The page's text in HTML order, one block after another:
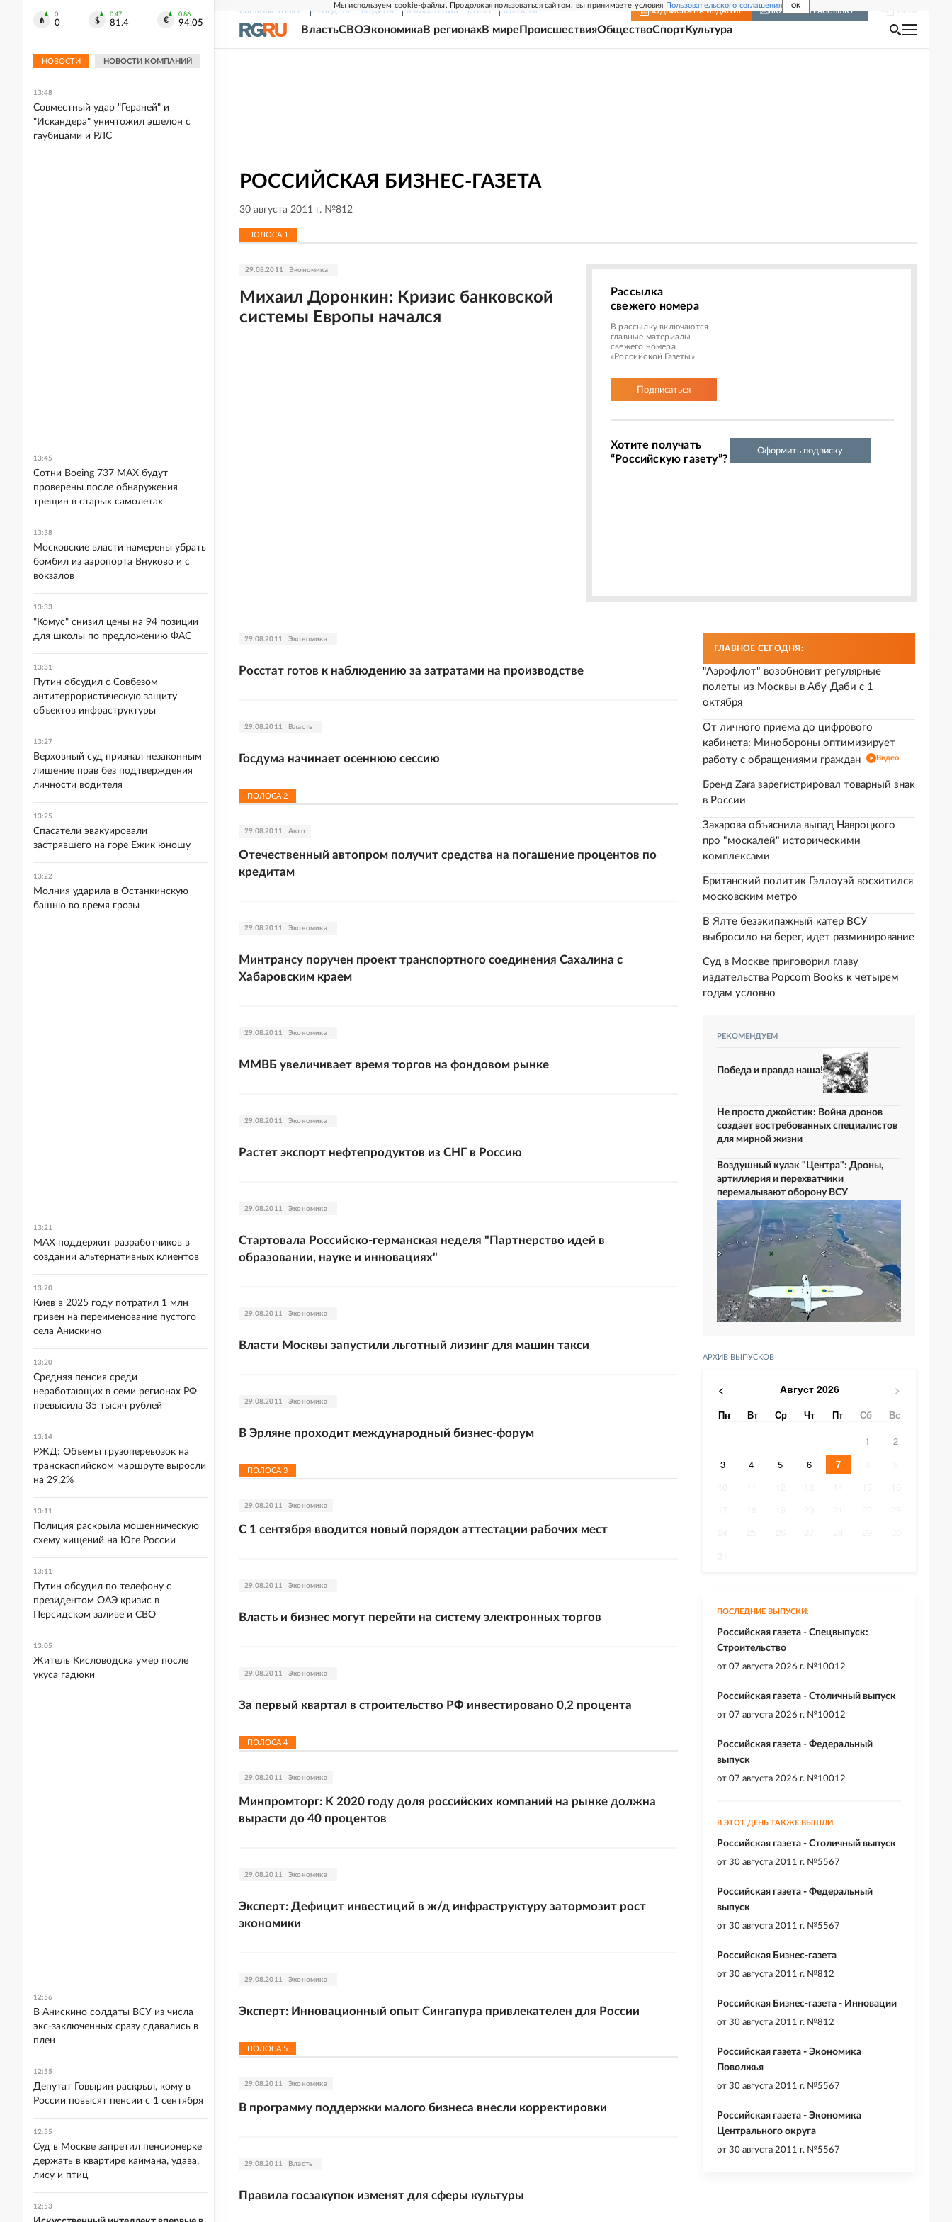
Мы используем cookie-файлы. Продолжая пользоваться сайтом, вы принимаете условия Пользовательского соглашения OK
СВЕЖИЙ НОМЕР РГ-НЕДЕЛЯ РОДИНА ПРИЛОЖЕНИЯ СОЮЗ НОВОСТИ ПОДПИСКА НА ИЗДАНИЕ ВКЛЮЧИТЬ РАССЫЛКУ
ВластьСВОЭкономикаВ регионахВ мире ПроисшествияОбществоСпортКультура
РОССИЙСКАЯ БИЗНЕС-ГАЗЕТА
30 августа 2011 г. №812
ПОЛОСА 1
29.08.2011 Экономика
Михаил Доронкин: Кризис банковской
системы Европы начался
Рассылка
свежего номера
В рассылку включаются
главные материалы
свежего номера
«Российской Газеты»
Подписаться
Хотите получать
“Российскую газету”?
Оформить подписку
29.08.2011 Экономика
Росстат готов к наблюдению за затратами на производстве
29.08.2011 Власть
Госдума начинает осеннюю сессию
ПОЛОСА 2
29.08.2011 Авто
Отечественный автопром получит средства на погашение процентов по
кредитам
29.08.2011 Экономика
Минтрансу поручен проект транспортного соединения Сахалина с
Хабаровским краем
29.08.2011 Экономика
ММВБ увеличивает время торгов на фондовом рынке
29.08.2011 Экономика
Растет экспорт нефтепродуктов из СНГ в Россию
29.08.2011 Экономика
Стартовала Российско-германская неделя "Партнерство идей в
образовании, науке и инновациях"
29.08.2011 Экономика
Власти Москвы запустили льготный лизинг для машин такси
29.08.2011 Экономика
В Эрляне проходит международный бизнес-форум
ПОЛОСА 3
29.08.2011 Экономика
С 1 сентября вводится новый порядок аттестации рабочих мест
29.08.2011 Экономика
Власть и бизнес могут перейти на систему электронных торгов
29.08.2011 Экономика
За первый квартал в строительство РФ инвестировано 0,2 процента
ПОЛОСА 4
29.08.2011 Экономика
Минпромторг: К 2020 году доля российских компаний на рынке должна
вырасти до 40 процентов
29.08.2011 Экономика
Эксперт: Дефицит инвестиций в ж/д инфраструктуру затормозит рост
экономики
29.08.2011 Экономика
Эксперт: Инновационный опыт Сингапура привлекателен для России
ПОЛОСА 5
29.08.2011 Экономика
В программу поддержки малого бизнеса внесли корректировки
29.08.2011 Власть
Правила госзакупок изменят для сферы культуры
ГЛАВНОЕ СЕГОДНЯ:
"Аэрофлот" возобновит регулярные
полеты из Москвы в Абу-Даби с 1
октября
От личного приема до цифрового
кабинета: Минобороны оптимизирует
работу с обращениями граждан
Видео
Бренд Zara зарегистрировал товарный знак
в России
Захарова объяснила выпад Навроцкого
про "москалей" историческими
комплексами
Британский политик Гэллоуэй восхитился
московским метро
В Ялте безэкипажный катер ВСУ
выбросило на берег, идет разминирование
Суд в Москве приговорил главу
издательства Popcorn Books к четырем
годам условно
РЕКОМЕНДУЕМ
Победа и правда наша!
Не просто джойстик: Война дронов
создает востребованных специалистов
для мирной жизни
Воздушный кулак "Центра": Дроны,
артиллерия и перехватчики
перемалывают оборону ВСУ
АРХИВ ВЫПУСКОВ
< Август 2026 >
Пн Вт Ср Чт Пт Сб
Вс
1
2
3
4 5 6 7
ПОСЛЕДНИЕ ВЫПУСКИ:
Российская газета - Спецвыпуск:
Строительство
от 07 августа 2026 г. №10012
Российская газета - Столичный выпуск
от 07 августа 2026 г. №10012
Российская газета - Федеральный
выпуск
от 07 августа 2026 г. №10012
В ЭТОТ ДЕНЬ ТАКЖЕ ВЫШЛИ:
Российская газета - Столичный выпуск
от 30 августа 2011 г. №5567
Российская газета - Федеральный
выпуск
от 30 августа 2011 г. №5567
Российская Бизнес-газета
от 30 августа 2011 г. №812
Российская Бизнес-газета - Инновации
от 30 августа 2011 г. №812
Российская газета - Экономика
Поволжья
от 30 августа 2011 г. №5567
Российская газета - Экономика
Центрального округа
от 30 августа 2011 г. №5567
0
0
0.47
81.4
0.86
94.05
НОВОСТИ НОВОСТИ КОМПАНИЙ
13:49
владельцев ПВЗ
13:48
Совместный удар "Гераней" и
"Искандера" уничтожил эшелон с
гаубицами и РЛС
13:45
Сотни Boeing 737 MAX будут
проверены после обнаружения
трещин в старых самолетах
13:38
Московские власти намерены убрать
бомбил из аэропорта Внуково и с
вокзалов
13:33
"Комус" снизил цены на 94 позиции
для школы по предложению ФАС
13:31
Путин обсудил с Совбезом
антитеррористическую защиту
объектов инфраструктуры
13:27
Верховный суд признал незаконным
лишение прав без подтверждения
личности водителя
13:25
Спасатели эвакуировали
застрявшего на горе Ежик юношу
13:22
Молния ударила в Останкинскую
башню во время грозы
13:21
MAX поддержит разработчиков в
создании альтернативных клиентов
13:20
Киев в 2025 году потратил 1 млн
гривен на переименование пустого
села Анискино
13:20
Средняя пенсия среди
неработающих в семи регионах РФ
превысила 35 тысяч рублей
13:14
РЖД: Объемы грузоперевозок на
транскаспийском маршруте выросли
на 29,2%
13:11
Полиция раскрыла мошенническую
схему хищений на Юге России
13:11
Путин обсудил по телефону с
президентом ОАЭ кризис в
Персидском заливе и СВО
13:05
Житель Кисловодска умер после
укуса гадюки
12:56
В Анискино солдаты ВСУ из числа
экс-заключенных сразу сдавались в
плен
12:55
Депутат Говырин раскрыл, кому в
России повысят пенсии с 1 сентября
12:55
Суд в Москве запретил пенсионерке
держать в квартире каймана, удава,
лису и птиц
12:53